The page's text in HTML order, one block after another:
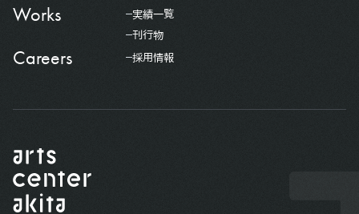
Works
実績一覧
刊行物
Careers 採用情報